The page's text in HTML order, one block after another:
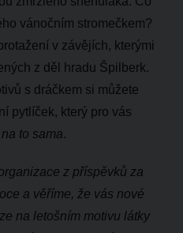
vánočním stromečkem?
v závějích, kterými
z děl hradu Špilberk.
s dráčkem si můžete
pytlíček, který pro vás
to sama.
z příspěvků za
a věříme, že vás nové
na letošním motivu látky